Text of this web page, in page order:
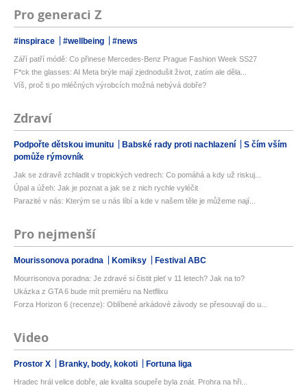
Pro generaci Z
#inspirace #wellbeing #news
Září patří módě: Co přinese Mercedes-Benz Prague Fashion Week SS27
F*ck the glasses: AI Meta brýle mají zjednodušit život, zatím ale děla...
Víš, proč ti po mléčných výrobcích možná nebývá dobře?
Zdraví
Podpořte dětskou imunitu Babské rady proti nachlazení
S čím vším
pomůže rýmovník
Jak se zdravě zchladit v tropických vedrech: Co pomáhá a kdy už riskuj...
Úpal a úžeh: Jak je poznat a jak se z nich rychle vyléčit
Parazité v nás: Kterým se u nás líbí a kde v našem těle je můžeme nají...
Pro nejmenší
Mourissonova poradna Komiksy Festival ABC
Mourrisonova poradna: Je zdravé si čistit pleť v 11 letech? Jak na to?
Ukázka z GTA 6 bude mít premiéru na Netflixu
Forza Horizon 6 (recenze): Oblíbené arkádové závody se přesouvají do u...
Video
Prostor X Branky, body, kokoti Fortuna liga
Hradec hrál velice dobře, ale kvalita soupeře byla znát. Prohra na hři...